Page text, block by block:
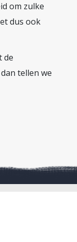
om zulke
dus ook
de
tellen we